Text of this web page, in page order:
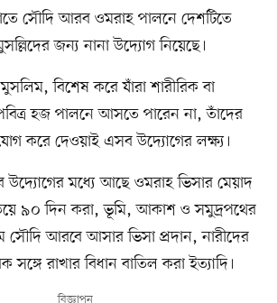
সৌদি আরব ওমরাহ পালনে দেশটিতে
জন্য নানা উদ্যোগ নিয়েছে।
বিশেষ করে যাঁরা শারীরিক বা
হজ পালনে আসতে পারেন না, তাঁদের
করে দেওয়াই এসব উদ্যোগের লক্ষ্য।
উদ্যোগের মধ্যে আছে ওমরাহ ভিসার মেয়াদ
৯০ দিন করা, ভূমি, আকাশ ও সমুদ্রপথের
সৌদি আরবে আসার ভিসা প্রদান, নারীদের
রাখার বিধান বাতিল করা ইত্যাদি।